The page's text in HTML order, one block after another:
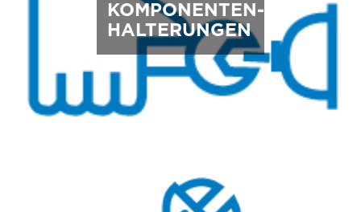
KOMPONENTEN-
HALTERUNGEN